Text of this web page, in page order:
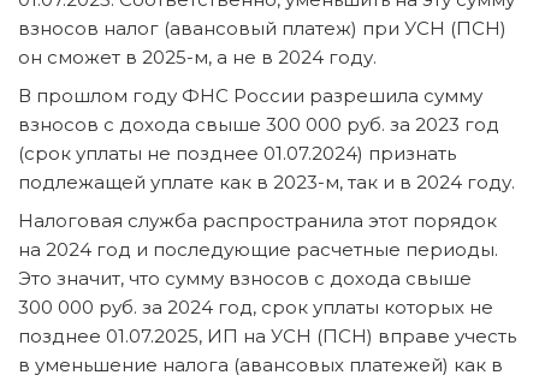
взносов налог (авансовый платеж) при УСН (ПСН)
он сможет в 2025-м, а не в 2024 году.
В прошлом году ФНС России разрешила сумму
взносов с дохода свыше 300 000 руб. за 2023 год
(срок уплаты не позднее 01.07.2024) признать
подлежащей уплате как в 2023-м, так и в 2024 году.
Налоговая служба распространила этот порядок
на 2024 год и последующие расчетные периоды.
Это значит, что сумму взносов с дохода свыше
300 000 руб. за 2024 год, срок уплаты которых не
позднее 01.07.2025, ИП на УСН (ПСН) вправе учесть
в уменьшение налога (авансовых платежей) как в